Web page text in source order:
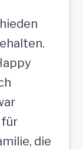
für
die